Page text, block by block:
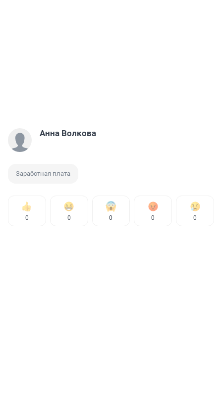
Анна Волкова
Заработная плата
0 0 0 0 0